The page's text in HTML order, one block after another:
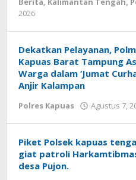
2026
Dekatkan Pelayanan,
Kapuas Barat Tampung
Warga dalam ‘Jumat
Anjir Kalampan
Polres Kapuas Agustus 7,
Piket Polsek kapuas
giat patroli
desa Pujon.